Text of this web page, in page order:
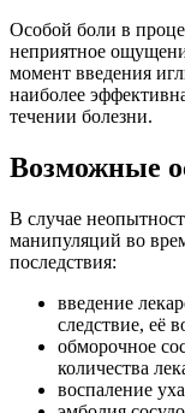
Особой боли в
неприятное
момент введения
наиболее
течении болезни.
Возможные
В случае
манипуляций во
последствия:
введение
следствие, её
обморочное
количества
воспаление